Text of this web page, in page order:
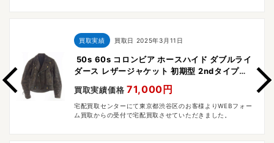
買取実績 買取日 2025年3月11日
50s 60s コロンビア ホースハイド ダブルライ
ダース レザージャケット 初期型 2ndタイプ
買取実績価格 71,000円
宅配買取センターにて東京都渋谷区のお客様よりWEBフォー
ム買取からの受付で宅配買取させていただきました。